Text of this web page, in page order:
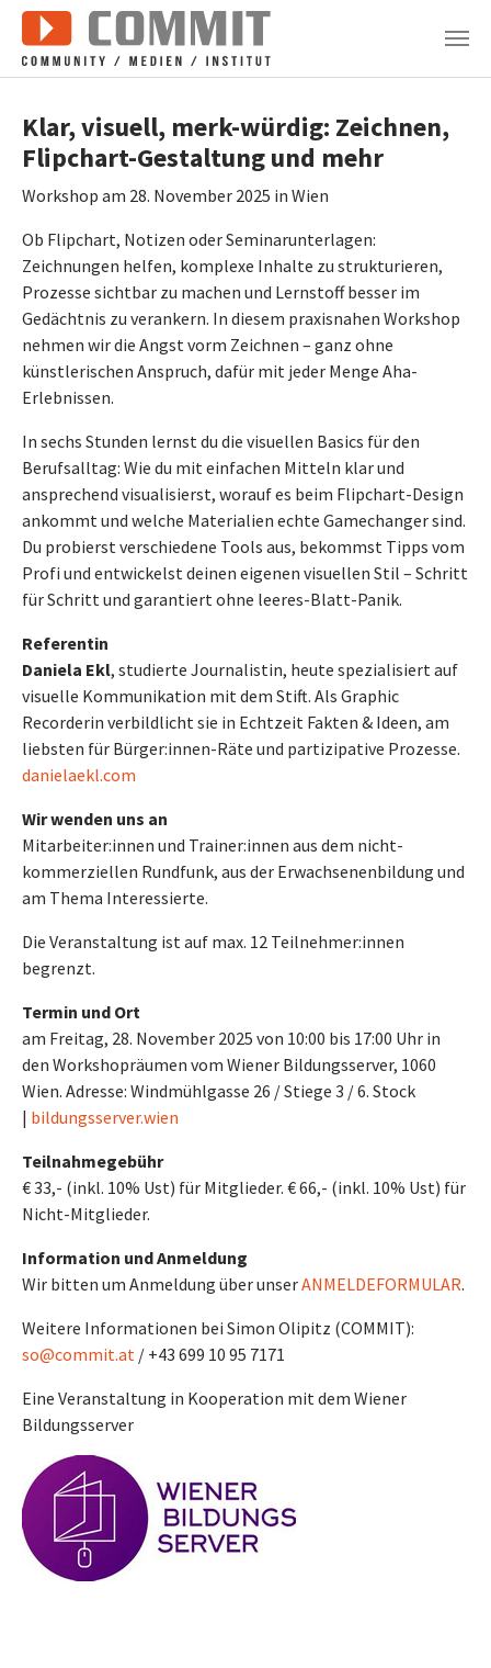
Zum Hauptinhalt springen
Klar, visuell, merk-würdig: Zeichnen,
Flipchart-Gestaltung und mehr
Workshop am 28. November 2025 in Wien
Ob Flipchart, Notizen oder Seminarunterlagen:
Zeichnungen helfen, komplexe Inhalte zu strukturieren,
Prozesse sichtbar zu machen und Lernstoff besser im
Gedächtnis zu verankern. In diesem praxisnahen Workshop
nehmen wir die Angst vorm Zeichnen – ganz ohne
künstlerischen Anspruch, dafür mit jeder Menge Aha-
Erlebnissen.
In sechs Stunden lernst du die visuellen Basics für den
Berufsalltag: Wie du mit einfachen Mitteln klar und
ansprechend visualisierst, worauf es beim Flipchart-Design
ankommt und welche Materialien echte Gamechanger sind.
Du probierst verschiedene Tools aus, bekommst Tipps vom
Profi und entwickelst deinen eigenen visuellen Stil – Schritt
für Schritt und garantiert ohne leeres-Blatt-Panik.
Referentin
Daniela Ekl, studierte Journalistin, heute spezialisiert auf
visuelle Kommunikation mit dem Stift. Als Graphic
Recorderin verbildlicht sie in Echtzeit Fakten & Ideen, am
liebsten für Bürger:innen-Räte und partizipative Prozesse.
danielaekl.com
Wir wenden uns an
Mitarbeiter:innen und Trainer:innen aus dem nicht-
kommerziellen Rundfunk, aus der Erwachsenenbildung und
am Thema Interessierte.
Die Veranstaltung ist auf max. 12 Teilnehmer:innen
begrenzt.
Termin und Ort
am Freitag, 28. November 2025 von 10:00 bis 17:00 Uhr in
den Workshopräumen vom Wiener Bildungsserver, 1060
Wien. Adresse: Windmühlgasse 26 / Stiege 3 / 6. Stock
| bildungsserver.wien
Teilnahmegebühr
€ 33,- (inkl. 10% Ust) für Mitglieder. € 66,- (inkl. 10% Ust) für
Nicht-Mitglieder.
Information und Anmeldung
Wir bitten um Anmeldung über unserANMELDEFORMULAR.
Weitere Informationen bei Simon Olipitz (COMMIT):
so@commit.at / +43 699 10 95 7171
Eine Veranstaltung in Kooperation mit dem Wiener
Bildungsserver